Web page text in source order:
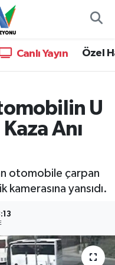
Canlı Yayın Özel
U
Anı
otomobile çarpan
yansıdı.
Fikstür